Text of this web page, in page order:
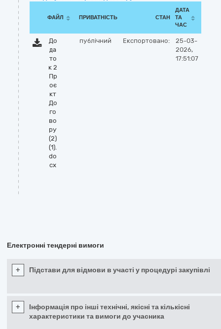
ФАЙЛ ПРИВАТНІСТЬ СТАН
ДАТА
ТА
ЧАС
До
да
то
к 2
Пр
оє
кт
До
го
во
ру
(2)
(1).
do
cx
публічний Експортовано:
25-03-
2026,
17:51:07
Електронні тендерні вимоги
+ Підстави для відмови в участі у процедурі закупівлі
+
Інформація про інші технічні, якісні та кількісні
характеристики та вимоги до учасника